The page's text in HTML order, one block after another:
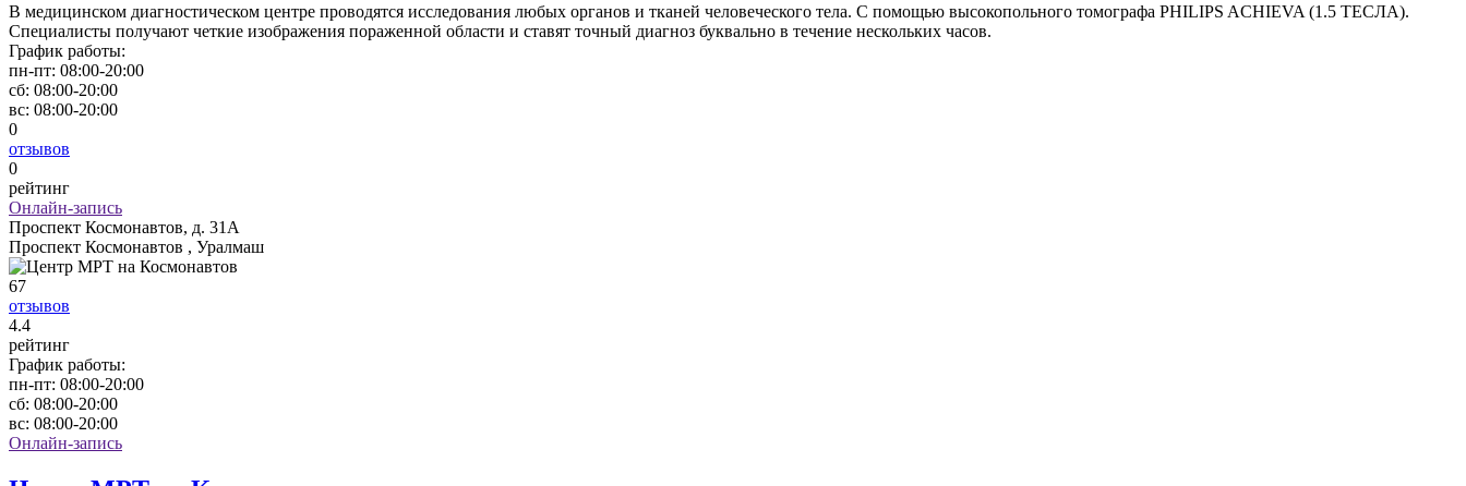
В медицинском диагностическом центре проводятся исследования любых органов и тканей человеческого тела. С помощью высокопольного томографа PHILIPS ACHIEVA (1.5 ТЕСЛА).
Специалисты получают четкие изображения пораженной области и ставят точный диагноз буквально в течение нескольких часов.
График работы:
пн-пт: 08:00-20:00
сб: 08:00-20:00
вс: 08:00-20:00
0
отзывов
0
рейтинг
Онлайн-запись
Проспект Космонавтов, д. 31А
Проспект Космонавтов , Уралмаш
67
отзывов
4.4
рейтинг
График работы:
пн-пт: 08:00-20:00
сб: 08:00-20:00
вс: 08:00-20:00
Онлайн-запись